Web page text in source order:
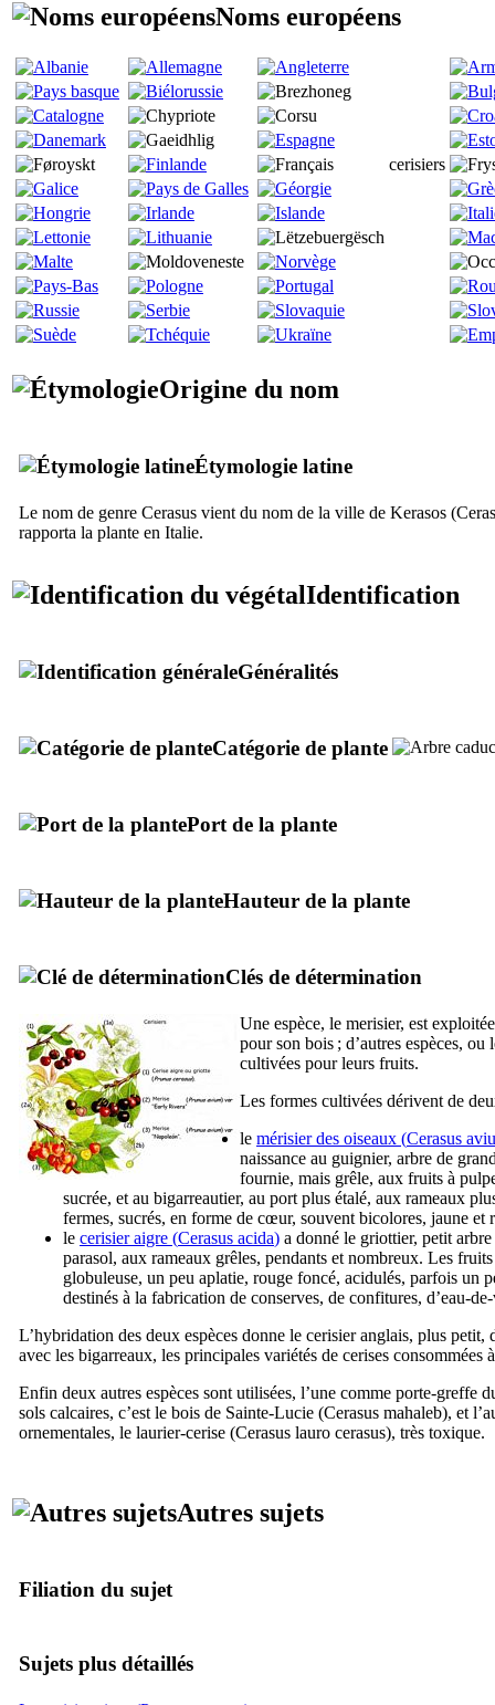
Noms européens
cerisiers
Origine du nom
Étymologie latine
Le nom de genre Cerasus vient du nom de la ville de Kerasos
rapporta la plante en Italie.
Identification
Généralités
Catégorie de plante
Port de la plante
Hauteur de la plante
Clés de détermination
Une espèce, le merisier, est
pour son bois ; d’autres espèces, ou
cultivées pour leurs fruits.
Les formes cultivées dérivent de
le mérisier des oiseaux (Cerasus
naissance au guignier, arbre de
fournie, mais grêle, aux fruits à
sucrée, et au bigarreautier, au port plus étalé, aux rameaux
fermes, sucrés, en forme de cœur, souvent bicolores, jaune et
le cerisier aigre (Cerasus acida) a donné le griottier, petit arbre
parasol, aux rameaux grêles, pendants et nombreux. Les
globuleuse, un peu aplatie, rouge foncé, acidulés, parfois un
destinés à la fabrication de conserves, de confitures, d’eau-
L’hybridation des deux espèces donne le cerisier anglais, plus petit,
avec les bigarreaux, les principales variétés de cerises consommées
Enfin deux autres espèces sont utilisées, l’une comme porte-greffe
sols calcaires, c’est le bois de Sainte-Lucie (Cerasus mahaleb), et
ornementales, le laurier-cerise (Cerasus lauro cerasus), très toxique.
Autres sujets
Filiation du sujet
Sujets plus détaillés